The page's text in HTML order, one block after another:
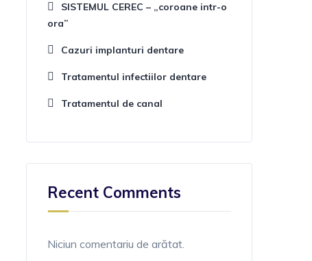
SISTEMUL CEREC – „coroane intr-o
ora”
Cazuri implanturi dentare
Tratamentul infectiilor dentare
Tratamentul de canal
Recent Comments
Niciun comentariu de arătat.